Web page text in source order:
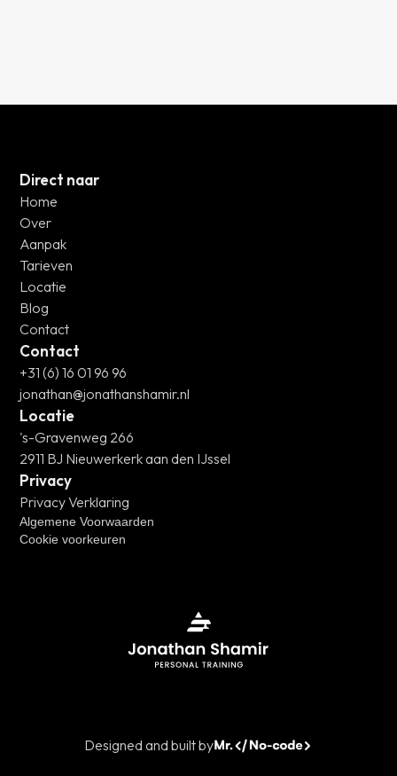
Direct naar
Home
Over
Aanpak
Tarieven
Locatie
Blog
Contact
Contact
+31 (6) 16 01 96 96
jonathan@jonathanshamir.nl
Locatie
's-Gravenweg 266
2911 BJ Nieuwerkerk aan den IJssel
Privacy
Privacy Verklaring
Algemene Voorwaarden
Cookie voorkeuren
Designed and built by